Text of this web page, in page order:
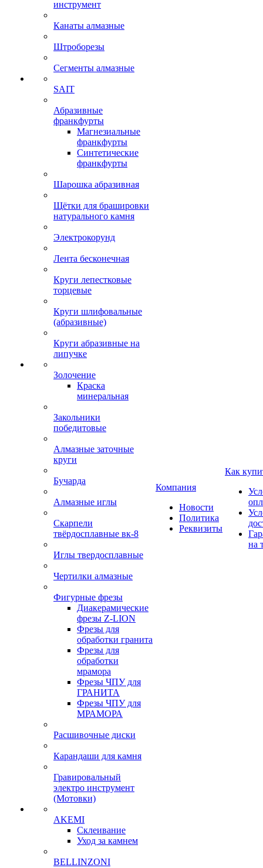
инструмент
Канаты алмазные
Штроборезы
Сегменты алмазные
SAIT
Абразивные
франкфурты
Магнезиальные
франкфурты
Синтетические
франкфурты
Шарошка абразивная
Щётки для брашировки
натурального камня
Электрокорунд
Лента бесконечная
Круги лепестковые
торцевые
Круги шлифовальные
(абразивные)
Круги абразивные на
липучке
Золочение
Краска
минеральная
Закольники
победитовые
Алмазные заточные
круги
Бучарда
Алмазные иглы
Скарпели
твёрдосплавные вк-8
Иглы твердосплавные
Чертилки алмазные
Фигурные фрезы
Диакерамические
фрезы Z-LION
Фрезы для
обработки гранита
Фрезы для
обработки
мрамора
Фрезы ЧПУ для
ГРАНИТА
Фрезы ЧПУ для
МРАМОРА
Расшивочные диски
Карандаши для камня
Гравировальный
электро инструмент
(Мотовки)
AKEMI
Склеивание
Уход за камнем
BELLINZONI
Компания
Новости
Политика
Реквизиты
Как
на